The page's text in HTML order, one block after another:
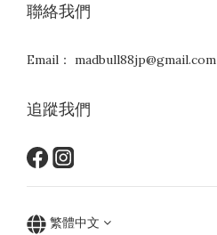
聯絡我們
Email： madbull88jp@gmail.com
追蹤我們
繁體中文